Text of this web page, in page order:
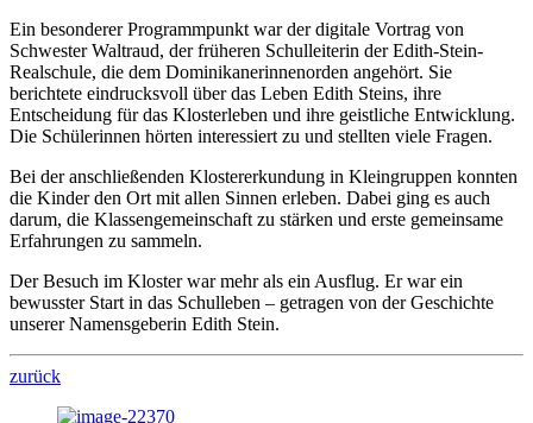
Ein besonderer Programmpunkt war der digitale Vortrag von
Schwester Waltraud, der früheren Schulleiterin der Edith-Stein-
Realschule, die dem Dominikanerinnenorden angehört. Sie
berichtete eindrucksvoll über das Leben Edith Steins, ihre
Entscheidung für das Klosterleben und ihre geistliche Entwicklung.
Die Schülerinnen hörten interessiert zu und stellten viele Fragen.
Bei der anschließenden Klostererkundung in Kleingruppen konnten
die Kinder den Ort mit allen Sinnen erleben. Dabei ging es auch
darum, die Klassengemeinschaft zu stärken und erste gemeinsame
Erfahrungen zu sammeln.
Der Besuch im Kloster war mehr als ein Ausflug. Er war ein
bewusster Start in das Schulleben – getragen von der Geschichte
unserer Namensgeberin Edith Stein.
zurück